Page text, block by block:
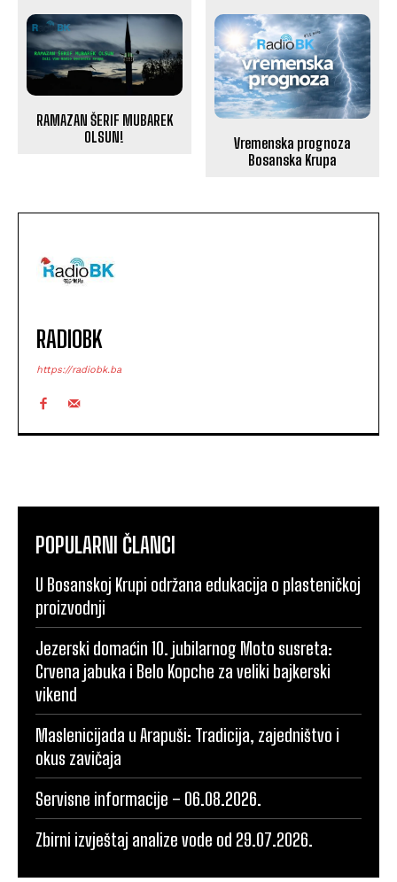
RAMAZAN ŠERIF MUBAREK
OLSUN!
Vremenska prognoza
Bosanska Krupa
RADIOBK
https://radiobk.ba
POPULARNI ČLANCI
U Bosanskoj Krupi održana edukacija o plasteničkoj
proizvodnji
Jezerski domaćin 10. jubilarnog Moto susreta:
Crvena jabuka i Belo Kopche za veliki bajkerski
vikend
Maslenicijada u Arapuši: Tradicija, zajedništvo i
okus zavičaja
Servisne informacije – 06.08.2026.
Zbirni izvještaj analize vode od 29.07.2026.